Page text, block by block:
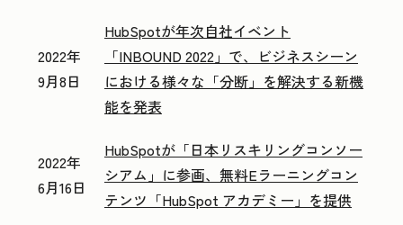
2022年
9月8日
HubSpotが年次自社イベント
「INBOUND 2022」で、ビジネスシーン
における様々な「分断」を解決する新機
能を発表
2022年
6月16日
HubSpotが「日本リスキリングコンソー
シアム」に参画、無料Eラーニングコン
テンツ「HubSpot アカデミー」を提供